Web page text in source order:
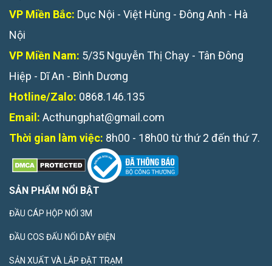
VP Miền Bắc: Dục Nội - Việt Hùng - Đông Anh - Hà
Nội
VP Miền Nam: 5/35 Nguyễn Thị Chạy - Tân Đông
Hiệp - Dĩ An - Bình Dương
Hotline/Zalo: 0868.146.135
Email: Acthungphat@gmail.com
Thời gian làm việc: 8h00 - 18h00 từ thứ 2 đến thứ 7.
SẢN PHẨM NỔI BẬT
ĐẦU CÁP HỘP NỐI 3M
ĐẦU COS ĐẤU NỐI DÂY ĐIỆN
SẢN XUẤT VÀ LẮP ĐẶT TRẠM